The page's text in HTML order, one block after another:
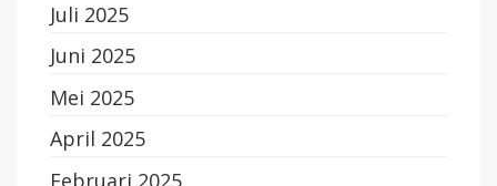
Juli 2025
Juni 2025
Mei 2025
April 2025
Februari 2025